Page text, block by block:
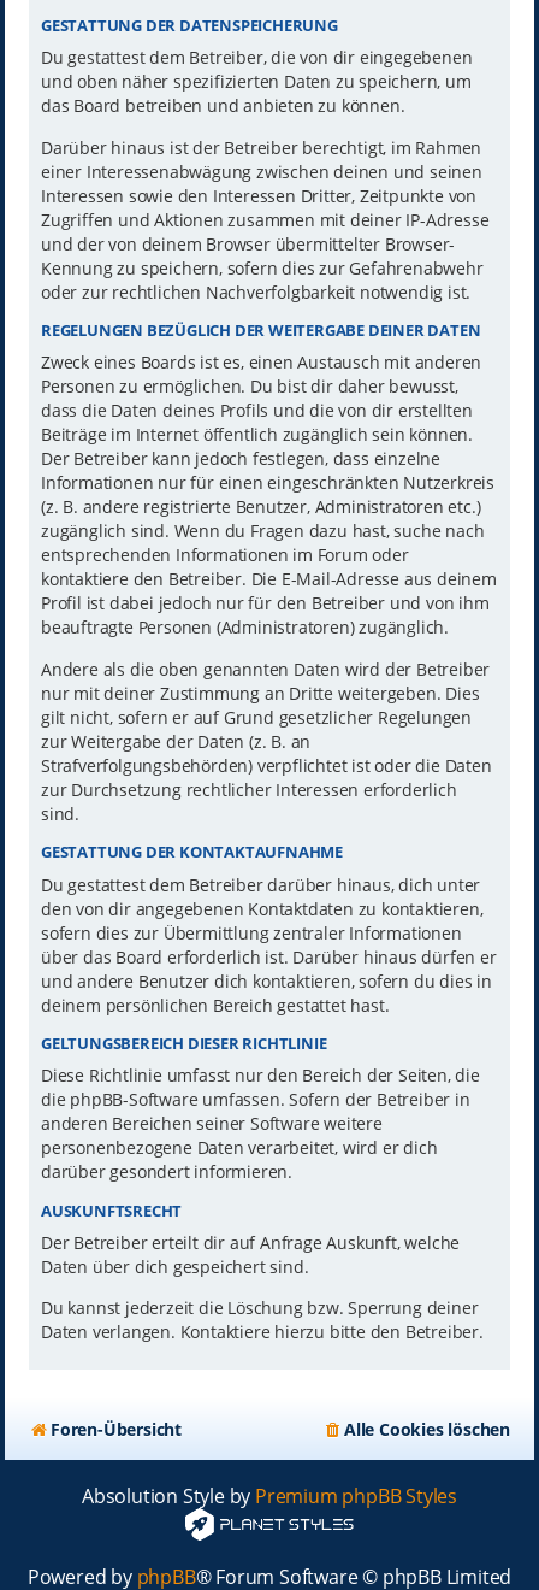
GESTATTUNG DER DATENSPEICHERUNG
Du gestattest dem Betreiber, die von dir eingegebenen
und oben näher spezifizierten Daten zu speichern, um
das Board betreiben und anbieten zu können.
Darüber hinaus ist der Betreiber berechtigt, im Rahmen
einer Interessenabwägung zwischen deinen und seinen
Interessen sowie den Interessen Dritter, Zeitpunkte von
Zugriffen und Aktionen zusammen mit deiner IP-Adresse
und der von deinem Browser übermittelter Browser-
Kennung zu speichern, sofern dies zur Gefahrenabwehr
oder zur rechtlichen Nachverfolgbarkeit notwendig ist.
REGELUNGEN BEZÜGLICH DER WEITERGABE DEINER DATEN
Zweck eines Boards ist es, einen Austausch mit anderen
Personen zu ermöglichen. Du bist dir daher bewusst,
dass die Daten deines Profils und die von dir erstellten
Beiträge im Internet öffentlich zugänglich sein können.
Der Betreiber kann jedoch festlegen, dass einzelne
Informationen nur für einen eingeschränkten Nutzerkreis
(z. B. andere registrierte Benutzer, Administratoren etc.)
zugänglich sind. Wenn du Fragen dazu hast, suche nach
entsprechenden Informationen im Forum oder
kontaktiere den Betreiber. Die E-Mail-Adresse aus deinem
Profil ist dabei jedoch nur für den Betreiber und von ihm
beauftragte Personen (Administratoren) zugänglich.
Andere als die oben genannten Daten wird der Betreiber
nur mit deiner Zustimmung an Dritte weitergeben. Dies
gilt nicht, sofern er auf Grund gesetzlicher Regelungen
zur Weitergabe der Daten (z. B. an
Strafverfolgungsbehörden) verpflichtet ist oder die Daten
zur Durchsetzung rechtlicher Interessen erforderlich
sind.
GESTATTUNG DER KONTAKTAUFNAHME
Du gestattest dem Betreiber darüber hinaus, dich unter
den von dir angegebenen Kontaktdaten zu kontaktieren,
sofern dies zur Übermittlung zentraler Informationen
über das Board erforderlich ist. Darüber hinaus dürfen er
und andere Benutzer dich kontaktieren, sofern du dies in
deinem persönlichen Bereich gestattet hast.
GELTUNGSBEREICH DIESER RICHTLINIE
Diese Richtlinie umfasst nur den Bereich der Seiten, die
die phpBB-Software umfassen. Sofern der Betreiber in
anderen Bereichen seiner Software weitere
personenbezogene Daten verarbeitet, wird er dich
darüber gesondert informieren.
AUSKUNFTSRECHT
Der Betreiber erteilt dir auf Anfrage Auskunft, welche
Daten über dich gespeichert sind.
Du kannst jederzeit die Löschung bzw. Sperrung deiner
Daten verlangen. Kontaktiere hierzu bitte den Betreiber.
Foren-Übersicht Alle Cookies löschen
Absolution Style by Premium phpBB Styles
Powered by phpBB® Forum Software © phpBB Limited